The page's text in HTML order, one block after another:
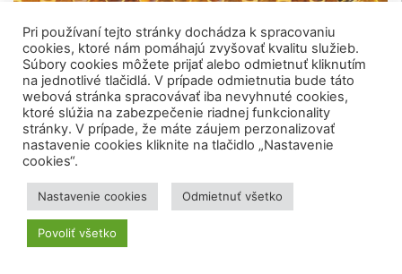
Biológa zo SAV zaradili medzi svetových expertov vo
výskume včelieho medu
26. septembra 2021|VEDA NA DOSAH
Pri používaní tejto stránky dochádza k spracovaniu
cookies, ktoré nám pomáhajú zvyšovať kvalitu služieb.
Súbory cookies môžete prijať alebo odmietnuť kliknutím
na jednotlivé tlačidlá. V prípade odmietnutia bude táto
webová stránka spracovávať iba nevyhnuté cookies,
ktoré slúžia na zabezpečenie riadnej funkcionality
stránky. V prípade, že máte záujem perzonalizovať
nastavenie cookies kliknite na tlačidlo „Nastavenie
cookies“.
Nastavenie cookies Odmietnuť všetko
Povoliť všetko